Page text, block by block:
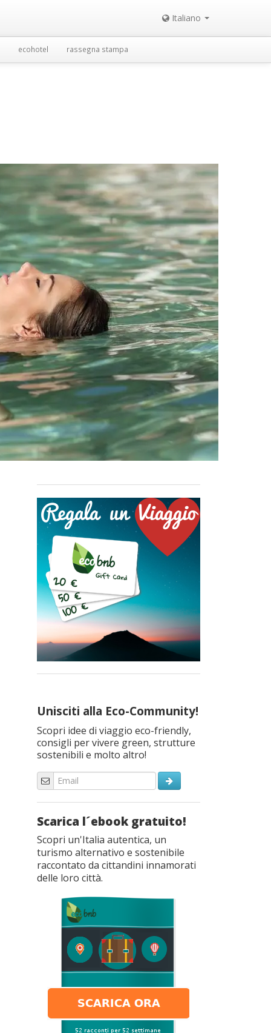
Italiano
ecohotel rassegna stampa
Unisciti alla Eco-Community!
Scopri idee di viaggio eco-friendly,
consigli per vivere green, strutture
sostenibili e molto altro!
Scarica l´ebook gratuito!
Scopri un'Italia autentica, un
turismo alternativo e sostenibile
raccontato da cittandini innamorati
delle loro città.